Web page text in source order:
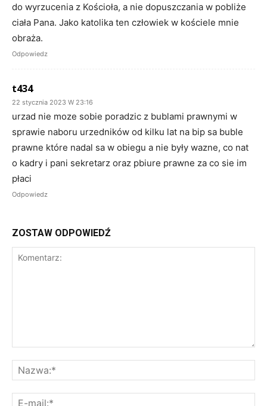
do wyrzucenia z Kościoła, a nie dopuszczania w pobliże
ciała Pana. Jako katolika ten człowiek w kościele mnie
obraża.
Odpowiedz
t434
22 stycznia 2023 W 23:16
urzad nie moze sobie poradzic z bublami prawnymi w
sprawie naboru urzedników od kilku lat na bip sa buble
prawne które nadal sa w obiegu a nie były wazne, co nat
o kadry i pani sekretarz oraz pbiure prawne za co sie im
płaci
Odpowiedz
ZOSTAW ODPOWIEDŹ